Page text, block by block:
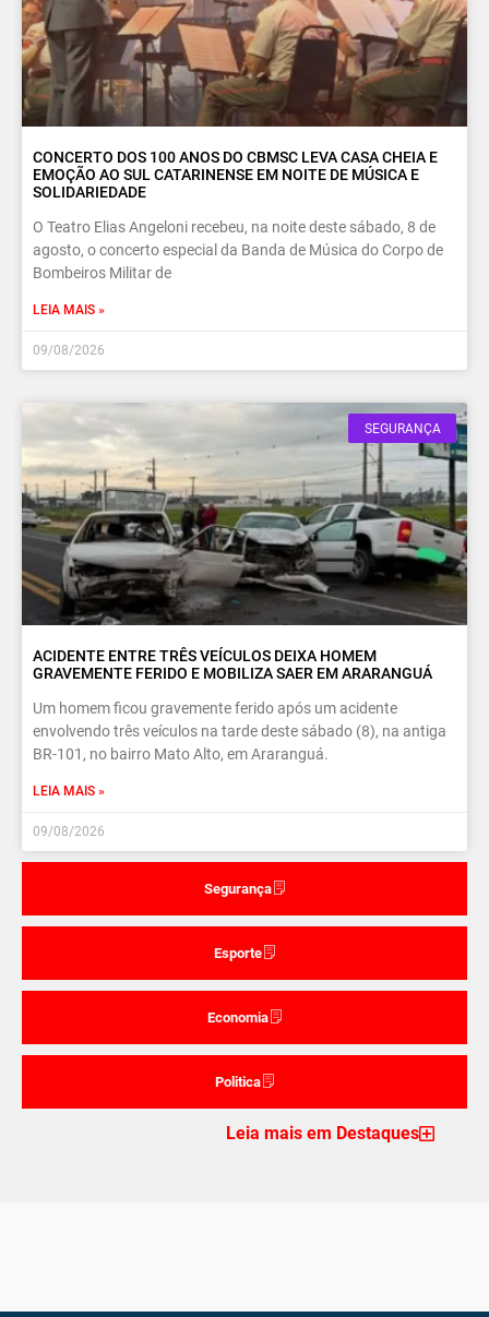
Segurança
Esporte
Economia
Politica
CONCERTO DOS 100 ANOS DO CBMSC LEVA CASA CHEIA E
EMOÇÃO AO SUL CATARINENSE EM NOITE DE MÚSICA E
SOLIDARIEDADE
O Teatro Elias Angeloni recebeu, na noite deste sábado, 8 de
agosto, o concerto especial da Banda de Música do Corpo de
Bombeiros Militar de
LEIA MAIS »
09/08/2026
SEGURANÇA
ACIDENTE ENTRE TRÊS VEÍCULOS DEIXA HOMEM
GRAVEMENTE FERIDO E MOBILIZA SAER EM ARARANGUÁ
Um homem ficou gravemente ferido após um acidente
envolvendo três veículos na tarde deste sábado (8), na antiga
BR-101, no bairro Mato Alto, em Araranguá.
LEIA MAIS »
09/08/2026
Leia mais em Destaques